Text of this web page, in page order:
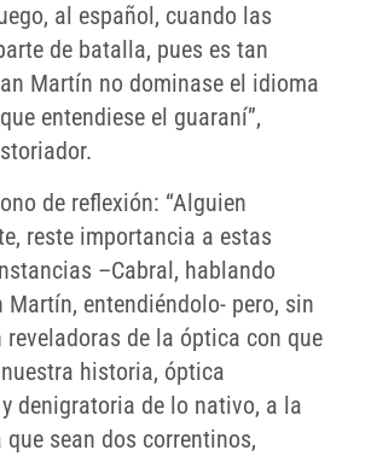
al español, cuando las
de batalla, pues es tan
Martín no dominase el idioma
entendiese el guaraní”,
de reflexión: “Alguien
reste importancia a estas
–Cabral, hablando
Martín, entendiéndolo- pero, sin
reveladoras de la óptica con que
historia, óptica
denigratoria de lo nativo, a la
sean dos correntinos,